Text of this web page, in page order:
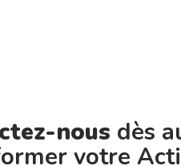
nous dès
votre